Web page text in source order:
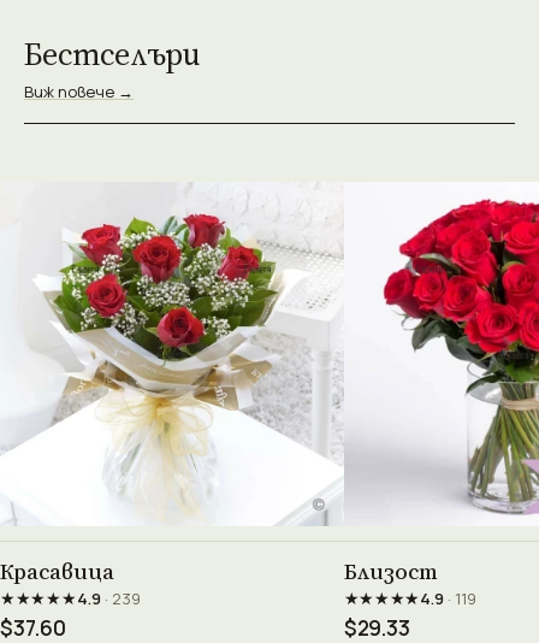
Бестселъри
Виж повече →
Красавица
★★★★★4.9· 239
$37.60
Близост
★★★★★4.9 · 119
$29.33